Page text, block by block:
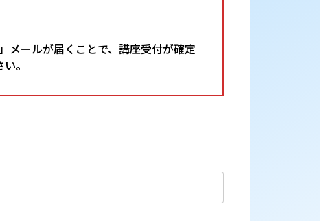
メールが届くことで、講座受付が確定
。